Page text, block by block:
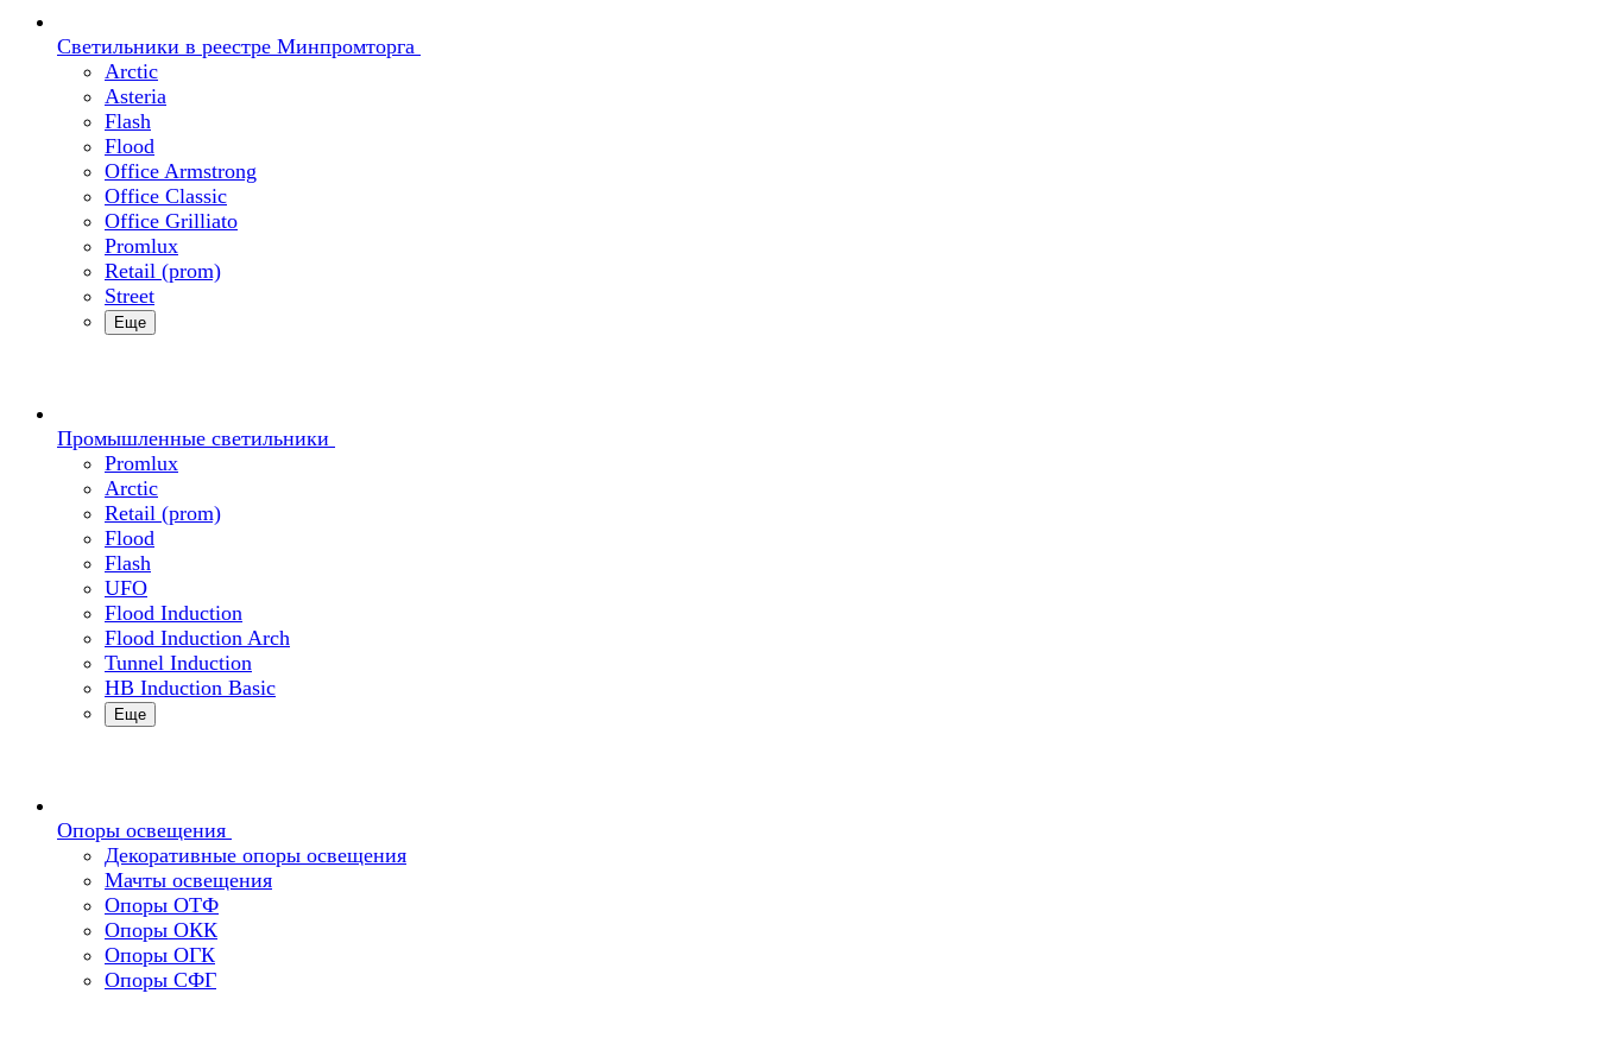
Светильники в реестре Минпромторга
Arctic
Asteria
Flash
Flood
Office Armstrong
Office Classic
Office Grilliato
Promlux
Retail (prom)
Street
Еще
Промышленные светильники
Promlux
Arctic
Retail (prom)
Flood
Flash
UFO
Flood Induction
Flood Induction Arch
Tunnel Induction
HB Induction Basic
Еще
Опоры освещения
Декоративные опоры освещения
Мачты освещения
Опоры ОТФ
Опоры ОКК
Опоры ОГК
Опоры СФГ